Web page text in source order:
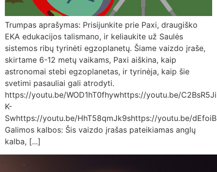
Trumpas aprašymas: Prisijunkite prie Paxi, draugiško
EKA edukacijos talismano, ir keliaukite už Saulės
sistemos ribų tyrinėti egzoplanetų. Šiame vaizdo įraše,
skirtame 6-12 metų vaikams, Paxi aiškina, kaip
astronomai stebi egzoplanetas, ir tyrinėja, kaip šie
svetimi pasauliai gali atrodyti.
https://youtu.be/WOD1hT0fhywhttps://youtu.be/
K-
Swhttps://youtu.be/HhT58qmJk9shttps://youtu.be/
Galimos kalbos: Šis vaizdo įrašas pateikiamas anglų
kalba, [...]